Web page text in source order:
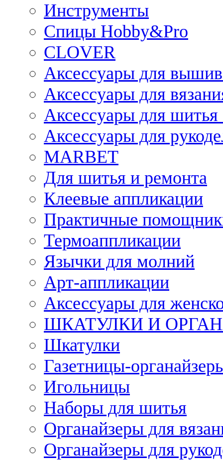
Инструменты
Спицы Hobby&Pro
CLOVER
Аксессуары для
Аксессуары для
Аксессуары для
Аксессуары для
MARBET
Для шитья и ремонта
Клеевые аппликации
Практичные
Термоаппликации
Язычки для молний
Арт-аппликации
Аксессуары для
ШКАТУЛКИ И
Шкатулки
Газетницы-
Игольницы
Наборы для шитья
Органайзеры для
Органайзеры для